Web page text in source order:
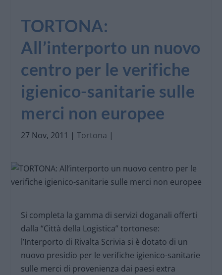
TORTONA:
All’interporto un nuovo
centro per le verifiche
igienico-sanitarie sulle
merci non europee
27 Nov, 2011 |Tortona |
Si completa la gamma di servizi doganali offerti
dalla “Città della Logistica” tortonese:
l’Interporto di Rivalta Scrivia si è dotato di un
nuovo presidio per le verifiche igienico-sanitarie
sulle merci di provenienza dai paesi extra